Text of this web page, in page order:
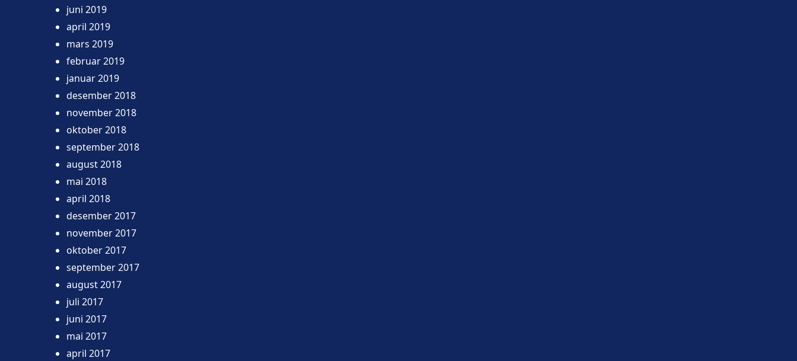
juni 2019
april 2019
mars 2019
februar 2019
januar 2019
desember 2018
november 2018
oktober 2018
september 2018
august 2018
mai 2018
april 2018
desember 2017
november 2017
oktober 2017
september 2017
august 2017
juli 2017
juni 2017
mai 2017
april 2017